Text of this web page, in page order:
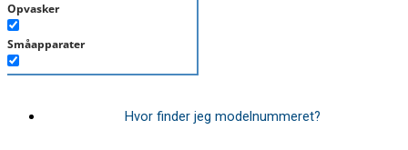
Opvasker
Småapparater
Støvsuger
Tørretumbler Hvor finder jeg modelnummeret?